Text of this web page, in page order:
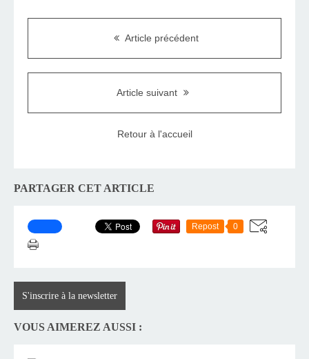
Article précédent
Article suivant
Retour à l'accueil
PARTAGER CET ARTICLE
Repost 0
S'inscrire à la newsletter
VOUS AIMEREZ AUSSI :